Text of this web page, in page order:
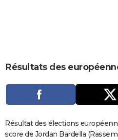
CARTE DE VOEUX
Carte de Noël
Carte Bonne année
Carte Saint-Valentin
Carte Pâques
Carte d'anniversaire
DICTIONNAIRE
Dictionnaire
Biographies
Citations
Expressions
Proverbes
PROGRAMME TV
COPAINS D'AVANT
Résultats des
Résultat des élections
score de Jordan Bardella